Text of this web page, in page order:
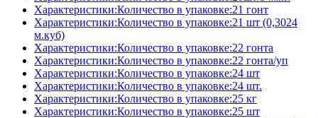
Характеристики:Количество в упаковке:21 гонт
Характеристики:Количество в упаковке:21 шт (0,3024
м.куб)
Характеристики:Количество в упаковке:22 гонта
Характеристики:Количество в упаковке:22 гонта/уп
Характеристики:Количество в упаковке:24 шт
Характеристики:Количество в упаковке:24 шт.
Характеристики:Количество в упаковке:25 кг
Характеристики:Количество в упаковке:25 шт